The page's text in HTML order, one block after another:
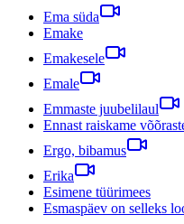
Ema süda
Emake
Emakesele
Emale
Emmaste juubelilaul
Ennast raiskame
Ergo, bibamus
Erika
Esimene tüürimees
Esmaspäev on selleks